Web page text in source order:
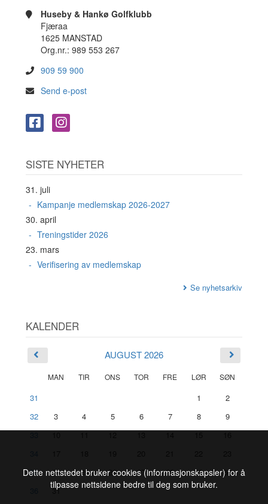
Huseby & Hankø Golfklubb
Fjæraa
1625 MANSTAD
Org.nr.: 989 553 267
909 59 900
Send e-post
SISTE NYHETER
31. juli
Kampanje medlemskap 2026-2027
30. april
Treningstider 2026
23. mars
Verifisering av medlemskap
Se nyhetsarkiv
KALENDER
AUGUST 2026
MAN TIR ONS TOR FRE LØR SØN
31 1
2
32
3 4 5 6 7 8
9
35
24 25 26 27 28 29
30
31
Dette nettstedet bruker cookies (informasjonskapsler) for å
tilpasse nettsidene bedre til deg som bruker.